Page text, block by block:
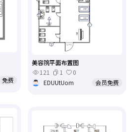
免费
美容院平面布置图
121
1
0
EDUUtUom
会员免费